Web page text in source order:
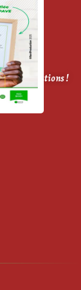
les générations !